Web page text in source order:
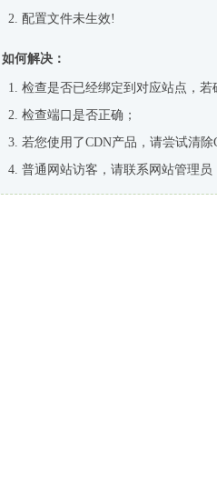
配置文件未生效!
如何解决：
检查是否已经绑定到对应站点，
检查端口是否正确；
若您使用了CDN产品，请尝试清除
普通网站访客，请联系网站管理员